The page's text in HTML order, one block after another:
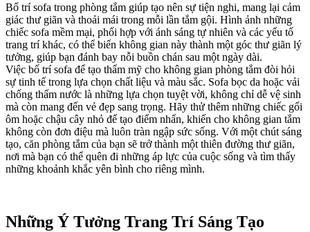
Bố trí sofa trong phòng tắm giúp tạo nên sự tiện nghi, mang lại cảm
giác thư giãn và thoải mái trong mỗi lần tắm gội. Hình ảnh những
chiếc sofa mềm mại, phối hợp với ánh sáng tự nhiên và các yếu tố
trang trí khác, có thể biến không gian này thành một góc thư giãn lý
tưởng, giúp bạn đánh bay nỗi buồn chán sau một ngày dài.
Việc bố trí sofa để tạo thẩm mỹ cho không gian phòng tắm đòi hỏi
sự tinh tế trong lựa chọn chất liệu và màu sắc. Sofa bọc da hoặc vải
chống thấm nước là những lựa chọn tuyệt vời, không chỉ dễ vệ sinh
mà còn mang đến vẻ đẹp sang trọng. Hãy thử thêm những chiếc gối
ôm hoặc chậu cây nhỏ để tạo điểm nhấn, khiến cho không gian tắm
không còn đơn điệu mà luôn tràn ngập sức sống. Với một chút sáng
tạo, căn phòng tắm của bạn sẽ trở thành một thiên đường thư giãn,
nơi mà bạn có thể quên đi những áp lực của cuộc sống và tìm thấy
những khoảnh khắc yên bình cho riêng mình.
Những Ý Tưởng Trang Trí Sáng Tạo